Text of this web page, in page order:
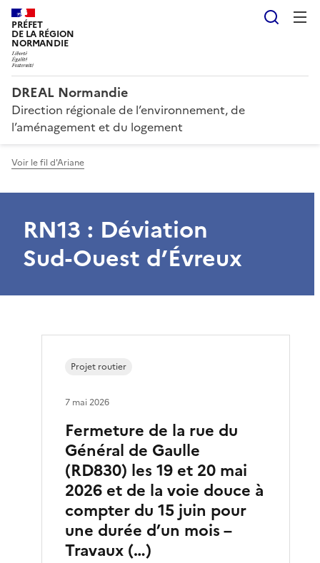
PRÉFET
DE LA RÉGION
NORMANDIE
DREAL Normandie
Direction régionale de l’environnement, de
l’aménagement et du logement
Voir le fil d'Ariane
RN13 : Déviation
Sud-Ouest d’Évreux
Fermeture de la rue du
Général de Gaulle
(RD830) les 19 et 20 mai
2026 et de la voie douce à
compter du 15 juin pour
une durée d’un mois –
Travaux (…)
Projet routier
7 mai 2026